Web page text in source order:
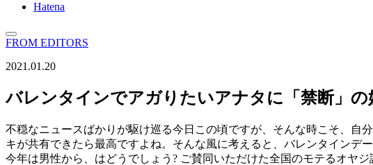
Hatena
FROM EDITORS
2021.01.20
バレンタインでアガりたいアナタに「禁断」の
不穏なニュースばかりが駆け巡る今日この頃ですが、そんな時こそ、自
キが共有できたら最高ですよね。そんな風に考えると、バレンタインデ
今年は男性から、はどうでしょう? ご賛同いただけた全国のモテるオヤ